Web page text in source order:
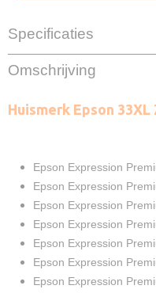
Specificaties
EAN code
8720153532617
2X 22ml
Verzendmethode
Brievenbuspost of
Garantie
2 Jaar
Recyclebaar
Omschrijving
Huismerk Epson
Epson Expression
Epson Expression
Epson Expression
Epson Expression
Epson Expression
Epson Expression
Epson Expression